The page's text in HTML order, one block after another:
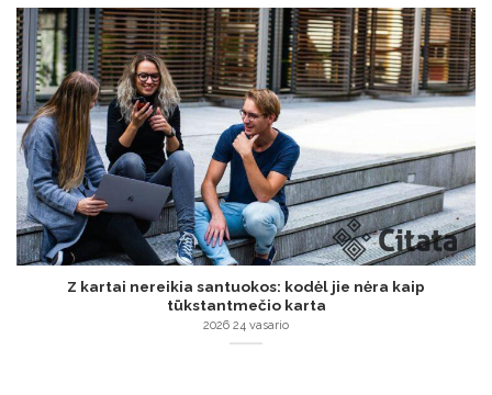
Z kartai nereikia santuokos: kodėl jie nėra kaip
tūkstantmečio karta
2026 24 vasario